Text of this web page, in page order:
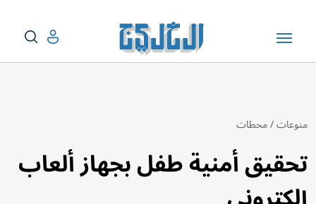
منوعات/محطات
تحقيق أمنية طفل بجهاز ألعاب